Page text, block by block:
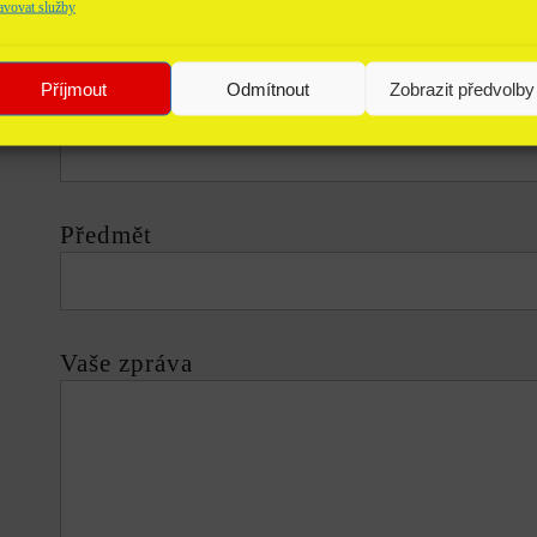
služby
Příjmout Odmítnout Zobrazit předvolby
Váš e-mail
Předmět
Vaše zpráva